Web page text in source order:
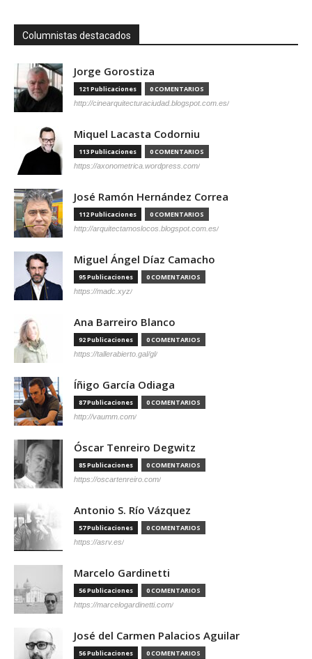
Columnistas destacados
Jorge Gorostiza
121 Publicaciones 0 COMENTARIOS
http://cinearquitecturaciudad.blogspot.com.es/
Miquel Lacasta Codorniu
113 Publicaciones 0 COMENTARIOS
https://axonometrica.wordpress.com/
José Ramón Hernández Correa
112 Publicaciones 0 COMENTARIOS
http://arquitectamoslocos.blogspot.com.es/
Miguel Ángel Díaz Camacho
95 Publicaciones 0 COMENTARIOS
https://madc.xyz/
Ana Barreiro Blanco
92 Publicaciones 0 COMENTARIOS
https://tallerabierto.gal/gl/
Íñigo García Odiaga
87 Publicaciones 0 COMENTARIOS
http://vaumm.com/
Óscar Tenreiro Degwitz
85 Publicaciones 0 COMENTARIOS
https://oscartenreiro.com/
Antonio S. Río Vázquez
57 Publicaciones 0 COMENTARIOS
https://asrv.es/
Marcelo Gardinetti
56 Publicaciones 0 COMENTARIOS
https://marcelogardinetti.com/
José del Carmen Palacios Aguilar
56 Publicaciones 0 COMENTARIOS